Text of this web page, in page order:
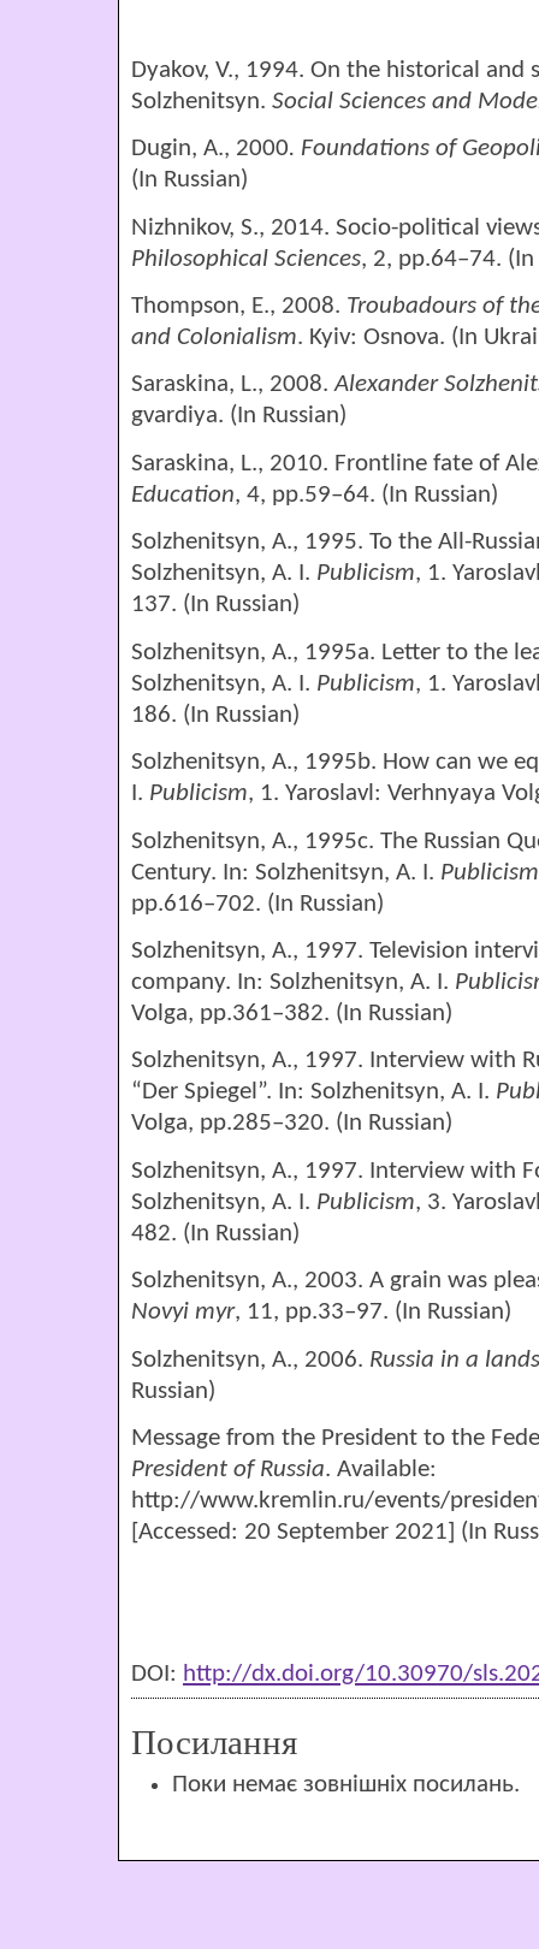
Dyakov, V., 1994. On the historical and
Solzhenitsyn. Social Sciences and
Dugin, A., 2000. Foundations of
(In Russian)
Nizhnikov, S., 2014. Socio-political
Philosophical Sciences, 2, pp.64–74. (In
Thompson, E., 2008. Troubadours of
and Colonialism. Kyiv: Osnova. (In
Saraskina, L., 2008.Alexander
gvardiya. (In Russian)
Saraskina, L., 2010. Frontline fate of
Education, 4, pp.59–64. (In Russian)
Solzhenitsyn, A., 1995. To the All-
Solzhenitsyn, A. I. Publicism, 1.
137. (In Russian)
Solzhenitsyn, A., 1995a. Letter to the
Solzhenitsyn, A. I. Publicism, 1.
186. (In Russian)
Solzhenitsyn, A., 1995b. How can we
I. Publicism, 1. Yaroslavl: Verhnyaya
Solzhenitsyn, A., 1995c. The Russian
Century. In: Solzhenitsyn, A. I. Publicism
pp.616–702. (In Russian)
Solzhenitsyn, A., 1997. Television
company. In: Solzhenitsyn, A. I.
Volga, pp.361–382. (In Russian)
Solzhenitsyn, A., 1997. Interview with
“Der Spiegel”. In: Solzhenitsyn, A. I.
Volga, pp.285–320. (In Russian)
Solzhenitsyn, A., 1997. Interview with
Solzhenitsyn, A. I. Publicism, 3.
482. (In Russian)
Solzhenitsyn, A., 2003. A grain was
Novyi myr, 11, pp.33–97. (In Russian)
Solzhenitsyn, A., 2006. Russia in a
Russian)
Message from the President to the
President of Russia. Available:
http://www.kremlin.ru/events/
[Accessed: 20 September 2021] (In
DOI: http://dx.doi.org/10.30970/
Посилання
Поки немає зовнішніх посилань.